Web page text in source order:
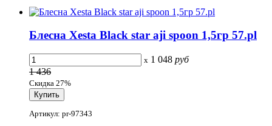
Блесна Xesta Black star aji spoon 1,5гр 57.pl
x 1 048 руб
1 436
Скидка 27%
Артикул: pr-97343